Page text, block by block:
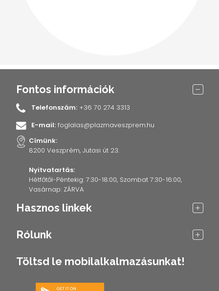
Fontos információk
Telefonszám: +36 70 274 3313
E-mail: foglalas@plazmaveszprem.hu
Címünk:
8200 Veszprém, Jutasi út 23.
Nyitvatartás:
Hétfőtől-Péntekig: 7:30-18:00, Szombat 7:30-16:00,
Vasárnap: ZÁRVA
Hasznos linkek
Rólunk
Töltsd le mobilalkalmazásunkat!